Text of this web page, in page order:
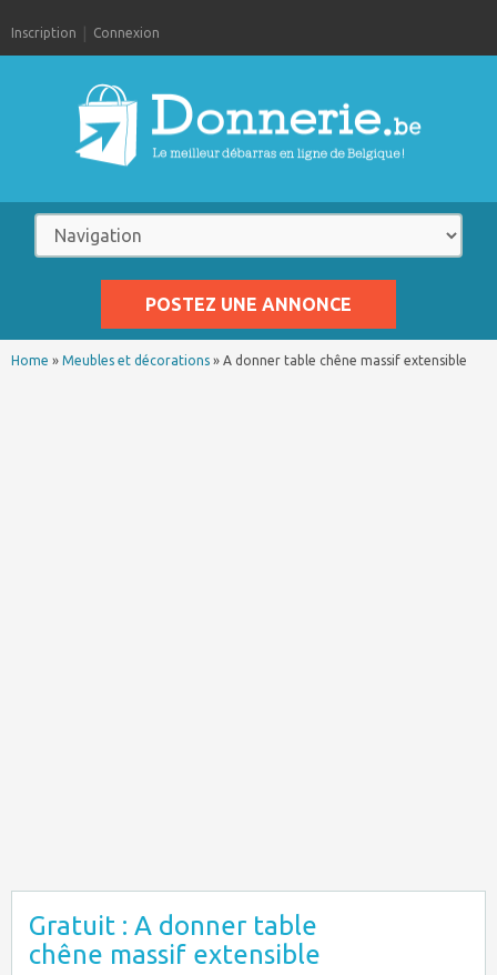
Inscription Connexion
POSTEZ UNE ANNONCE
Home » Meubles et décorations » A donner table chêne massif extensible
Gratuit : A donner table
chêne massif extensible